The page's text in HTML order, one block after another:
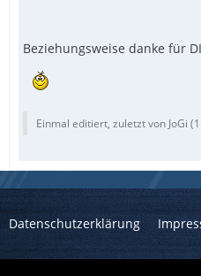
Beziehungsweise danke für
Einmal editiert, zuletzt von JoGi (
Datenschutzerklärung